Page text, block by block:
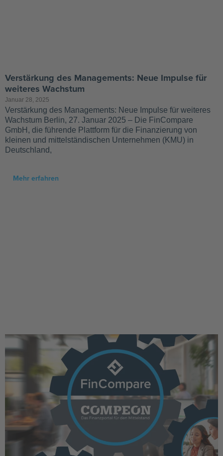
Verstärkung des Managements: Neue Impulse für
weiteres Wachstum
Januar 28, 2025
Verstärkung des Managements: Neue Impulse für weiteres
Wachstum Berlin, 27. Januar 2025 – Die FinCompare
GmbH, die führende Plattform für die Finanzierung von
kleinen und mittelständischen Unternehmen (KMU) in
Deutschland,
Mehr erfahren